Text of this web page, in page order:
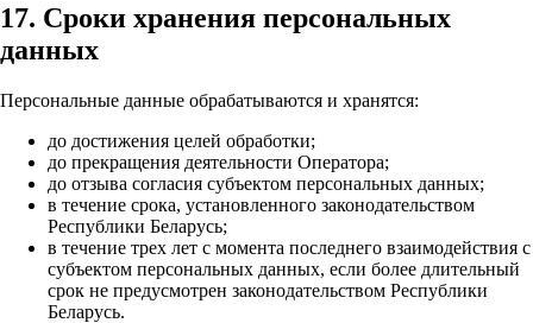
17. Сроки хранения персональных
данных
Персональные данные обрабатываются и хранятся:
до достижения целей обработки;
до прекращения деятельности Оператора;
до отзыва согласия субъектом персональных данных;
в течение срока, установленного законодательством
Республики Беларусь;
в течение трех лет с момента последнего взаимодействия с
субъектом персональных данных, если более длительный
срок не предусмотрен законодательством Республики
Беларусь.